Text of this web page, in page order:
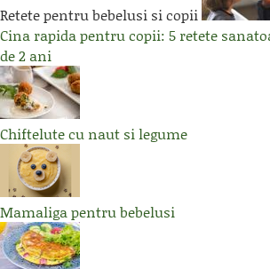
Retete pentru bebelusi si copii
Cina rapida pentru copii: 5 retete
de 2 ani
Chiftelute cu naut si legume
Mamaliga pentru bebelusi